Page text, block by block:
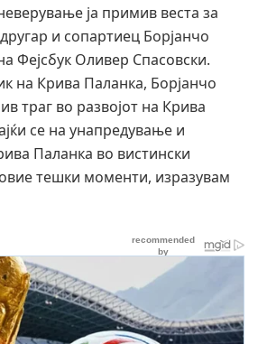
ја примив веста за
и сопартиец Борјанчо
Фејсбук Оливер Спасовски.
на Крива Паланка, Борјанчо
траг во развојот на Крива
се на унапредување и
Паланка во вистински
тешки моменти, изразувам